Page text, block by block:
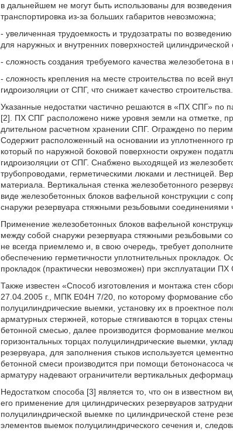
в дальнейшем не могут быть использованы для
транспортировка из-за больших габаритов невозможна;
- увеличенная трудоемкость и трудозатраты по
для наружных и внутренних поверхностей
- сложность создания требуемого качества
- сложность крепления на месте строительства по всей
гидроизоляции от СПГ, что снижает качество строительства.
Указанные недостатки частично решаются в «ПХ СПГ»
[2]. ПХ СПГ расположено ниже уровня земли на отметке,
длительном расчетном хранении СПГ. Ограждено по
Содержит расположенный на основании из уплотненного
который по наружной боковой поверхности окружен
гидроизоляции от СПГ. Снабжено выходящей из
трубопроводами, герметическими люками и лестницей.
материала. Вертикальная стенка железобетонного
виде железобетонных блоков вафельной конструкции с
снаружи резервуара стяжными резьбовыми соединениями
Применение железобетонных блоков вафельной
между собой снаружи резервуара стяжными резьбовыми
не всегда приемлемо и, в свою очередь, требует
обеспечению герметичности уплотнительных прокладок.
прокладок (практически невозможен) при эксплуатации
Также известен «Способ изготовления и монтажа стен
27.04.2005 г., МПК Е04Н 7/20, по которому формование
полуцилиндрические выемки, установку их в проектное
арматурных стержней, которые стягиваются в торцах
бетонной смесью, далее производится формование
горизонтальных торцах полуцилиндрические выемки,
резервуара, для заполнения стыков используется
бетонной смеси производится при помощи бетононасоса
арматуру надевают ограничители вертикальных
Недостатком способа [3] является то, что он в известном
его применение для цилиндрических резервуаров
полуцилиндрической выемке по цилиндрической стене
элементов выемок полуцилиндрического сечения и,